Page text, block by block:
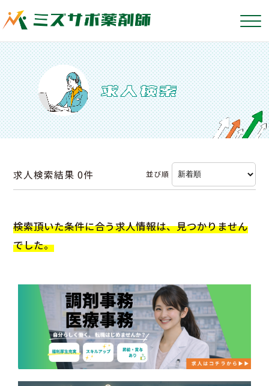
求人検索結果0件 並び順
検索頂いた条件に合う求人情報は、見つかりません
でした。